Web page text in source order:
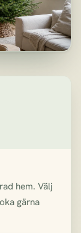
hem. Välj
gärna